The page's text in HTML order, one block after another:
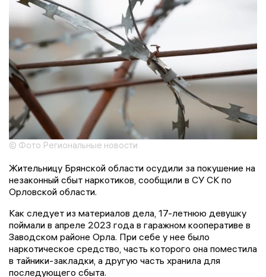
© Фото Региональные новости
Жительницу Брянской области осудили за покушение на
незаконный сбыт наркотиков, сообщили в СУ СК по
Орловской области.
Как следует из материалов дела, 17-летнюю девушку
поймали в апреле 2023 года в гаражном кооперативе в
Заводском районе Орла. При себе у нее было
наркотическое средство, часть которого она поместила
в тайники-закладки, а другую часть хранила для
последующего сбыта.